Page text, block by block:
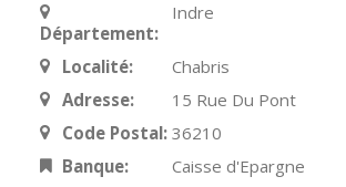
Département:
Indre
Localité:
Chabris
Adresse:
15 Rue Du Pont
Code Postal: 36210
Banque:
Caisse d'Epargne